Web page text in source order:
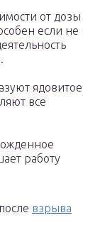
от дозы
если не
ядовитое
все
работу
взрыва